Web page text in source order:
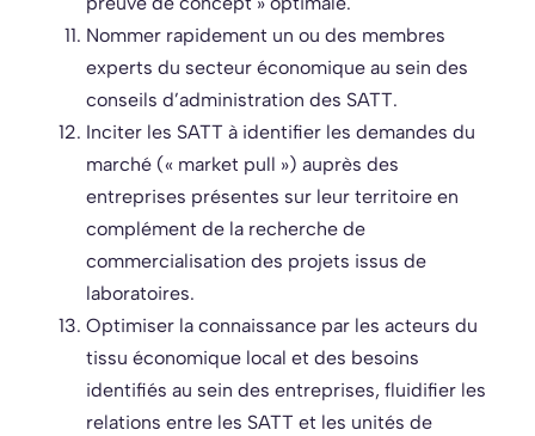
Nommer rapidement un ou des membres
experts du secteur économique au sein des
conseils d’administration des SATT.
Inciter les SATT à identifier les demandes du
marché (« market pull ») auprès des
entreprises présentes sur leur territoire en
complément de la recherche de
commercialisation des projets issus de
laboratoires.
Optimiser la connaissance par les acteurs du
tissu économique local et des besoins
identifiés au sein des entreprises, fluidifier les
relations entre les SATT et les unités de